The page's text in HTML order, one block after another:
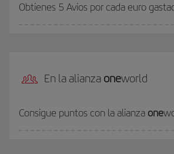
Obtienes 5 Avios por cada euro
En la alianza oneworld
Consigue puntos con la alianza one